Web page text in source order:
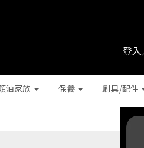
登
油家族 保養 刷具/配件